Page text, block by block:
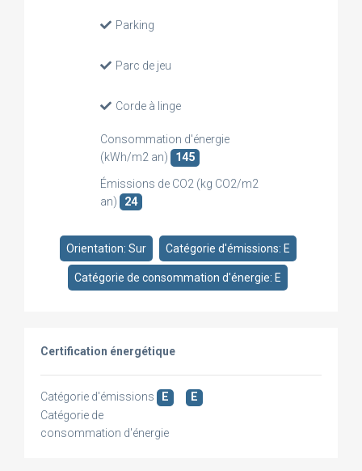
Parking
Parc de jeu
Corde à linge
Consommation d'énergie
(kWh/m2 an)
145
Émissions de CO2 (kg CO2/m2
an)
24
Orientation: Sur Catégorie d'émissions: E
Catégorie de consommation d'énergie: E
Certification énergétique
Catégorie d'émissions E
Catégorie de
consommation d'énergie
E